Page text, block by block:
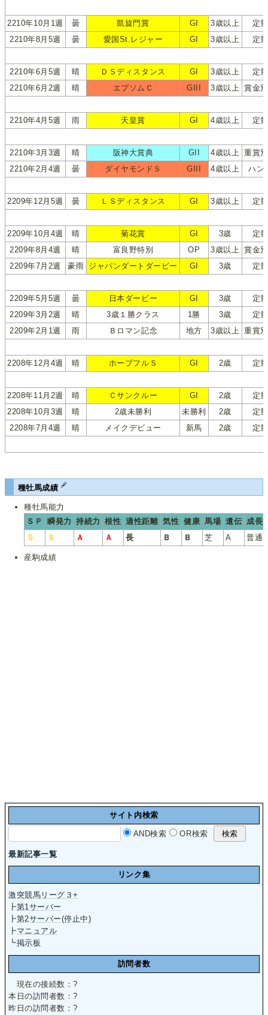
2210年10月1週 曇 凱旋門賞 GI 3歳以上
定
2210年8月5週
曇 愛国St.レジャー GI 3歳以上 定
2210年6月5週 晴 ＤＳディスタンス GI 3歳以上
定
2210年6月2週
晴 エプソムＣ GIII 3歳以上 賞金
2210年4月5週 雨 天皇賞 GI 4歳以上 定
2210年3月3週 晴 阪神大賞典 GII 4歳以上 重賞
2210年2月4週
曇 ダイヤモンドＳ GIII 4歳以上 ハン
2209年12月5週 曇 ＬＳディスタンス GI 3歳以上 定
2209年10月4週 晴 菊花賞 GI 3歳
定
2209年8月4週
晴 富良野特別 OP 3歳以上 賞金
2209年7月2週
豪雨 ジャパンダートダービー GI 3歳 定
2209年5月5週 曇 日本ダービー GI 3歳
定
2209年3月2週
晴 3歳１勝クラス 1勝 3歳
定
2209年2月1週
雨 Ｂロマン記念 地方 3歳以上 重賞
2208年12月4週 晴 ホープフルＳ GI 2歳 定
2208年11月2週 晴 Ｃサンクルー GI 2歳
定
2208年10月3週
晴 2歳未勝利 未勝利 2歳
定
2208年7月4週
晴 メイクデビュー 新馬 2歳 定
種牡馬成績
種牡馬能力
ＳＰ
瞬発力 持続力 根性 適性距離 気性 健康 馬場 遺伝 成長
Ｓ
Ｓ Ａ Ａ 長 Ｂ Ｂ 芝 A 普通
産駒成績
サイト内検索
AND検索 OR検索
最新記事一覧
リンク集
激突競馬リーグ３+
┣第1サーバー
┣第2サーバー(停止中)
┣マニュアル
┗掲示板
訪問者数
現在の接続数：?
本日の訪問者数：?
昨日の訪問者数：?